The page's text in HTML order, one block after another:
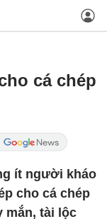
cá chép
ít người kháo
cho cá chép
mắn, tài lộc